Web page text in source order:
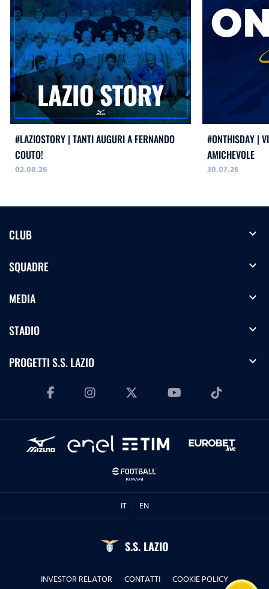
#LAZIOSTORY | TANTI AUGURI A FERNANDO
COUTO!
02.08.26
#ONTHISDAY |
AMICHEVOLE
30.07.26
CLUB expand_more
SQUADRE expand_more
MEDIA expand_more
STADIO expand_more
PROGETTI S.S. LAZIO expand_more
IT EN
S.S. LAZIO
INVESTOR RELATOR CONTATTI COOKIE POLICY